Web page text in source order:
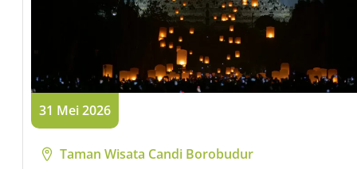
31 Mei 2026
Taman Wisata Candi Borobudur